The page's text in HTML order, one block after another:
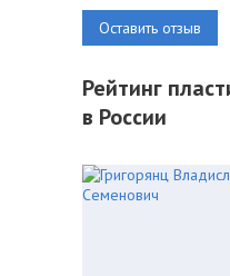
Оставить отзыв
Рейтинг
в России